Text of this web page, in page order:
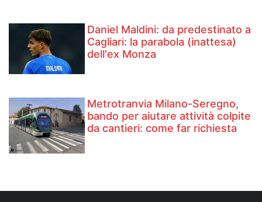
Daniel Maldini: ​da predestinato a
Cagliari: la parabola (inattesa)
dell'ex Monza
Metrotranvia Milano-Seregno,
bando per aiutare attività colpite
da cantieri: come far richiesta